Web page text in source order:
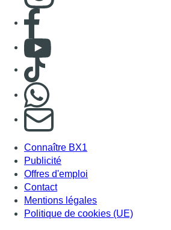
Consulter page Facebook
Consulter Youtube
Consulter TikTok
S'abonner à notre newsletter
Connaître BX1
Publicité
Offres d'emploi
Contact
Mentions légales
Politique de cookies (UE)